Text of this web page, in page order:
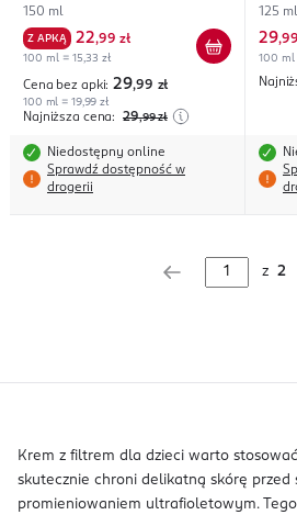
VL, IRA, SPF 50+;
150 ml
Z APKĄ 22,99 zł
100 ml = 15,33 zł
Cena bez apki: 29,99 zł
100 ml = 19,99 zł
Najniższa cena: 29,99 zł
Niedostępny online
Sprawdź dostępność w
drogerii
50+;
125 ml
29,
100 ml
z 2
Krem z filtrem dla dzieci warto
skutecznie chroni delikatną skórę przed
promieniowaniem ultrafioletowym.